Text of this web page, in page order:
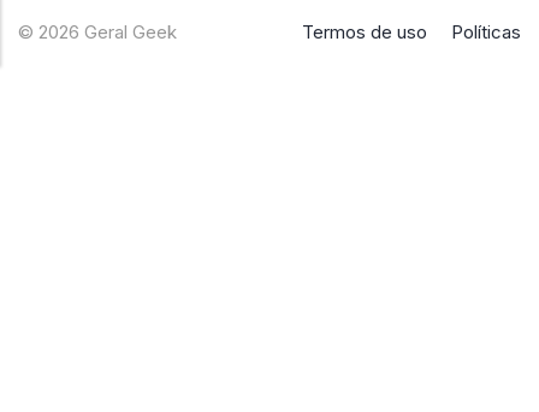
© 2026 Geral Geek Termos de uso Políticas